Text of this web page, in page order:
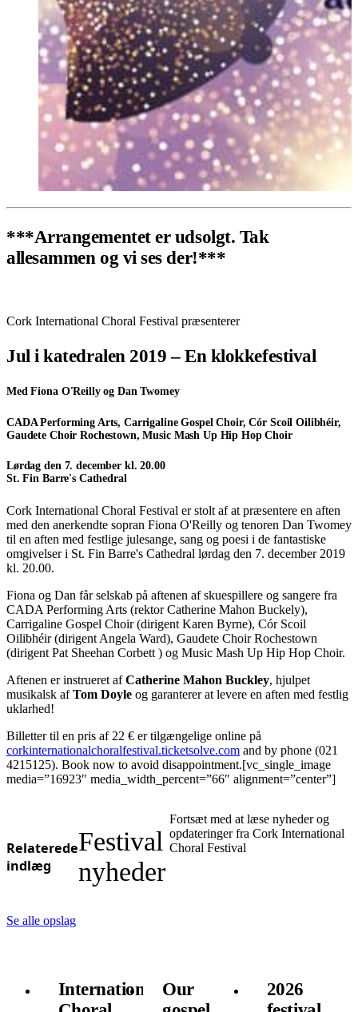
***Arrangementet er udsolgt. Tak
allesammen og vi ses der!***
Cork International Choral Festival præsenterer
Jul i katedralen 2019 – En klokkefestival
Med Fiona O'Reilly og Dan Twomey
CADA Performing Arts, Carrigaline Gospel Choir, Cór Scoil Oilibhéir,
Gaudete Choir Rochestown, Music Mash Up Hip Hop Choir
Lørdag den 7. december kl. 20.00
St. Fin Barre's Cathedral
Cork International Choral Festival er stolt af at præsentere en aften
med den anerkendte sopran Fiona O'Reilly og tenoren Dan Twomey
til en aften med festlige julesange, sang og poesi i de fantastiske
omgivelser i St. Fin Barre's Cathedral lørdag den 7. december 2019
kl. 20.00.
Fiona og Dan får selskab på aftenen af skuespillere og sangere fra
CADA Performing Arts (rektor Catherine Mahon Buckely),
Carrigaline Gospel Choir (dirigent Karen Byrne), Cór Scoil
Oilibhéir (dirigent Angela Ward), Gaudete Choir Rochestown
(dirigent Pat Sheehan Corbett ) og Music Mash Up Hip Hop Choir.
Aftenen er instrueret afCatherine Mahon Buckley, hjulpet
musikalsk afTom Doyle og garanterer at levere en aften med festlig
uklarhed!
Billetter til en pris af 22 € er tilgængelige online på
corkinternationalchoralfestival.ticketsolve.com and by phone (021
4215125). Book now to avoid disappointment.[vc_single_image
media=”16923″ media_width_percent=”66″ alignment=”center”]
Relaterede
indlæg
Festival
nyheder
Fortsæt med at læse nyheder og
opdateringer fra Cork International
Choral Festival
Se alle opslag
International
Our
2026